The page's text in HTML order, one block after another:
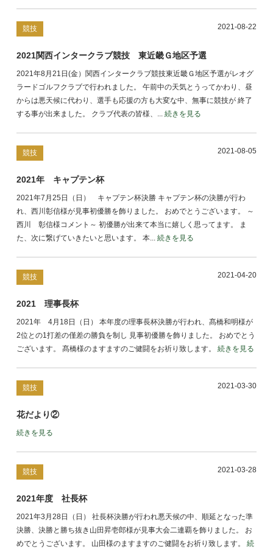
競技 2021-08-22
2021関西インタークラブ競技 東近畿Ｇ地区予選
2021年8月21日(金）関西インタークラブ競技東近畿Ｇ地区予選がレオグ
ラードゴルフクラブで行われました。 午前中の天気とうってかわり、昼
からは悪天候に代わり、選手も応援の方も大変な中、無事に競技が 終了
する事が出来ました。 クラブ代表の皆様、... 続きを見る
競技 2021-08-05
2021年 キャプテン杯
2021年7月25日（日） キャプテン杯決勝 キャプテン杯の決勝が行わ
れ、西川彰信様が見事初優勝を飾りました。 おめでとうございます。 ～
西川 彰信様コメント～ 初優勝が出来て本当に嬉しく思ってます。 ま
た、次に繋げていきたいと思います。 本... 続きを見る
競技 2021-04-20
2021 理事長杯
2021年 4月18日（日） 本年度の理事長杯決勝が行われ、髙橋和明様が
2位との1打差の僅差の勝負を制し 見事初優勝を飾りました。 おめでとう
ございます。 髙橋様のますますのご健闘をお祈り致します。 続きを見る
競技 2021-03-30
花だより②
続きを見る
競技 2021-03-28
2021年度 社長杯
2021年3月28日（日） 社長杯決勝が行われ悪天候の中、順延となった準
決勝、決勝と勝ち抜き山田昇壱郎様が見事大会二連覇を飾りました。 お
めでとうございます。 山田様のますますのご健闘をお祈り致します。 続